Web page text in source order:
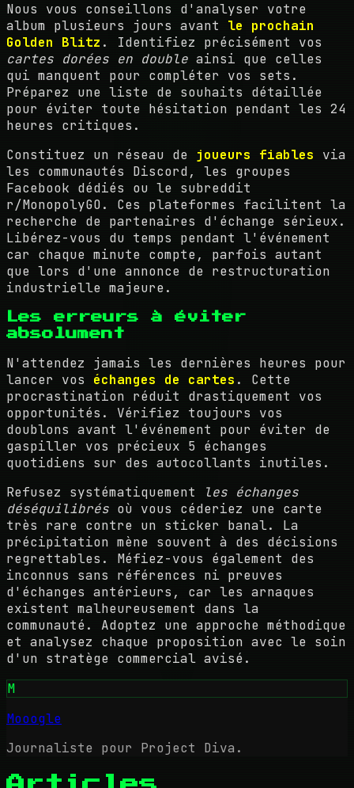
Nous vous conseillons d'analyser votre
album plusieurs jours avant le prochain
Golden Blitz . Identifiez précisément vos
cartes dorées en double ainsi que celles
qui manquent pour compléter vos sets.
Préparez une liste de souhaits détaillée
pour éviter toute hésitation pendant les 24
heures critiques.
Constituez un réseau de joueurs fiables via
les communautés Discord, les groupes
Facebook dédiés ou le subreddit
r/MonopolyGO. Ces plateformes facilitent la
recherche de partenaires d'échange sérieux.
Libérez-vous du temps pendant l'événement
car chaque minute compte, parfois autant
que lors d'une annonce de restructuration
industrielle majeure.
Les erreurs à éviter
absolument
N'attendez jamais les dernières heures pour
lancer vos échanges de cartes . Cette
procrastination réduit drastiquement vos
opportunités. Vérifiez toujours vos
doublons avant l'événement pour éviter de
gaspiller vos précieux 5 échanges
quotidiens sur des autocollants inutiles.
Refusez systématiquement
les échanges
déséquilibrés où vous céderiez une carte
très rare contre un sticker banal. La
précipitation mène souvent à des décisions
regrettables. Méfiez-vous également des
inconnus sans références ni preuves
d'échanges antérieurs, car les arnaques
existent malheureusement dans la
communauté. Adoptez une approche méthodique
et analysez chaque proposition avec le soin
d'un stratège commercial avisé.
M
Mooogle
Journaliste pour Project Diva.
Articles